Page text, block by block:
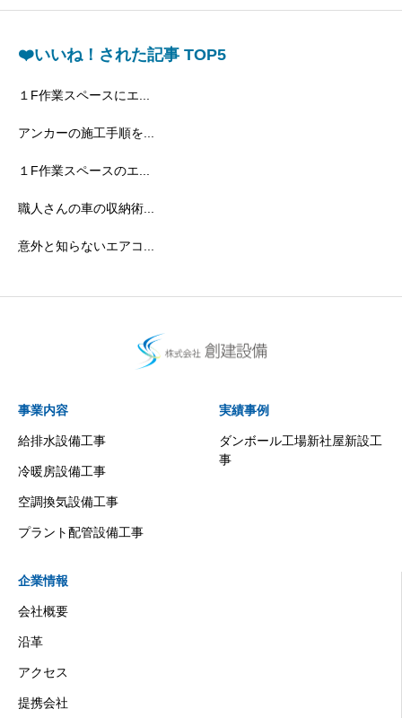
❤️いいね！された記事 TOP5
１F作業スペースにエ...
アンカーの施工手順を...
１F作業スペースのエ...
職人さんの車の収納術...
意外と知らないエアコ...
事業内容
給排水設備工事
冷暖房設備工事
空調換気設備工事
プラント配管設備工事
実績事例
ダンボール工場新社屋新設工
事
企業情報
会社概要
沿革
アクセス
提携会社